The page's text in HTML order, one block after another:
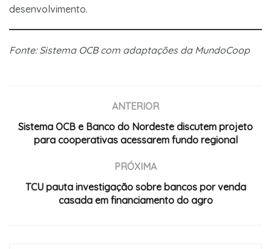
desenvolvimento.
Fonte: Sistema OCB com adaptações da MundoCoop
ANTERIOR
Sistema OCB e Banco do Nordeste discutem projeto
para cooperativas acessarem fundo regional
PRÓXIMA
TCU pauta investigação sobre bancos por venda
casada em financiamento do agro